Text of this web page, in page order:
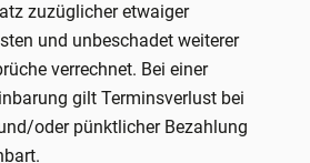
zuzüglicher etwaiger
und unbeschadet weiterer
verrechnet. Bei einer
gilt Terminsverlust bei
oder pünktlicher Bezahlung